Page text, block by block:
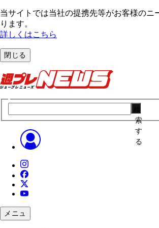
当サイトでは当社の提携先等がお客様の
ります。
詳しくはこちら
閉じる
索
す
る
メニュ